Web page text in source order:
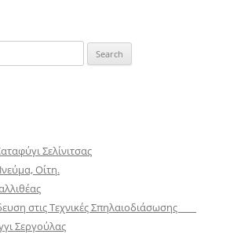
Σελίνιτσας
Οίτη.
στις Τεχνικές Σπηλαιοδιάσωσης
Σεργούλας